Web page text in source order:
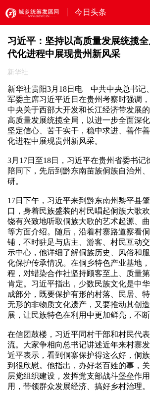
今日头条
习近平：坚持以高质量发展统揽
代化进程中展现贵州新风采
新华社
新华社贵阳3月18日电 中共中央总书记
军委主席习近平近日在贵州考察时强调
中央关于西部大开发和长江经济带发展
高质量发展统揽全局，以进一步全面深
坚定信心、苦干实干，稳中求进、善作
化进程中展现贵州新风采。
3月17日至18日，习近平在贵州省委书记
陪同下，先后到黔东南苗族侗族自治州
研。
17日下午，习近平来到黔东南州黎平县
口，身着民族盛装的村民唱起侗族大歌
饶有兴致地听取侗族大歌的艺术起源、
等方面介绍。随后，沿着村寨路道察看
铺，不时驻足与店主、游客、村民互动
示中心，他详细了解侗族历史、风俗和
化保护传承情况。在侗乡特色产业基地
程，对蜡染合作社坚持顾客至上、质量
肯定。习近平指出，少数民族文化是中
成部分，既要保护有形的村落、民居、
无形的非物质文化遗产，又要推动其创
展，让民族特色在利用中更加鲜亮，不断
在信团鼓楼，习近平同村干部和村民代
流。大家争相向总书记讲述近年来村寨
近平表示，看到侗寨保护得这么好，侗
到很欣慰。他指出，办好老百姓的事，
层党组织建设，发挥党支部战斗堡垒作
用，带领群众发展经济、搞好乡村治理。